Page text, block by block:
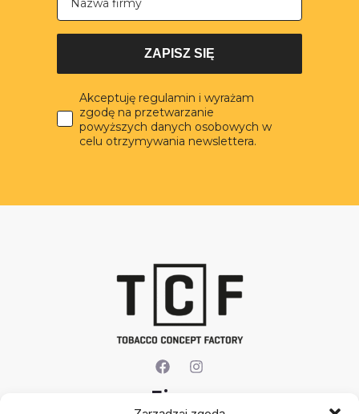
ZAPISZ SIĘ
Akceptuję regulamin i wyrażam
zgodę na przetwarzanie
powyższych danych osobowych w
celu otrzymywania newslettera.
Firma